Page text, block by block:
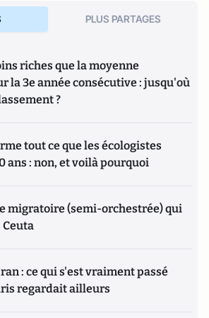
PLUS PARTAGES
riches que la moyenne
la 3e année consécutive : jusqu'où
?
tout ce que les écologistes
ans : non, et voilà pourquoi
migratoire (semi-orchestrée) qui
: ce qui s'est vraiment passé
regardait ailleurs